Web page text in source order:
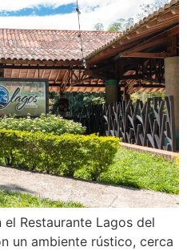
Restaurante Lagos del
un ambiente rústico, cerca